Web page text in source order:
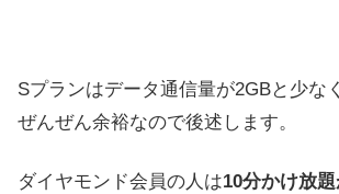
Sプランはデータ通信量が2GBと少な
ぜんぜん余裕なので後述します。
ダイヤモンド会員の人は10分かけ放